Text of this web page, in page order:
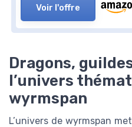
Voir l'offre
Dragons,
l’univers
wyrmspan
L’univers de wyrmspan